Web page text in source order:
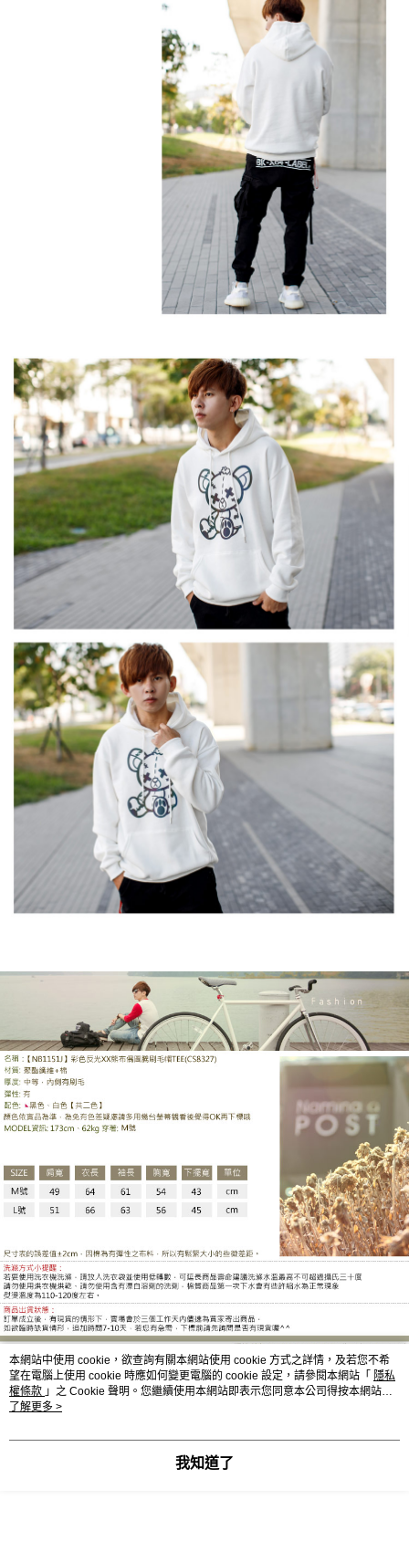
CS8327BH
本網站中使用 cookie，欲查詢有關本網站使用 cookie 方式之詳情，及若您不希
望在電腦上使用 cookie 時應如何變更電腦的 cookie 設定，請參閱本網站「 隱私
權條款 」之 Cookie 聲明。您繼續使用本網站即表示您同意本公司得按本網站使
用條款之 Cookie 聲明使用 cookie。
了解更多 >
我知道了